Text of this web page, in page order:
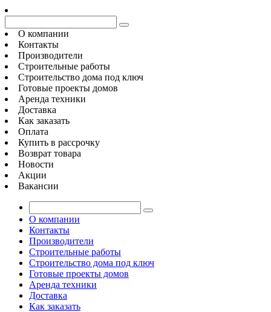
О компании
Контакты
Производители
Строительные работы
Строительство дома под ключ
Готовые проекты домов
Аренда техники
Доставка
Как заказать
Оплата
Купить в рассрочку
Возврат товара
Новости
Акции
Вакансии
О компании
Контакты
Производители
Строительные работы
Строительство дома под ключ
Готовые проекты домов
Аренда техники
Доставка
Как заказать